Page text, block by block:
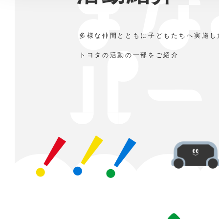
多様な仲間とともに⼦どもたちへ実施し
トヨタの活動の⼀部をご紹介